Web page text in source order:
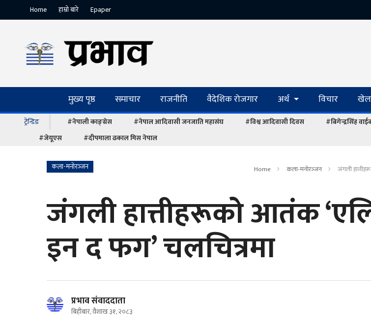
Home हाम्रो बारे Epaper
मुख्य पृष्ठ समाचार राजनीति वैदेशिक रोजगार अर्थ विचार
ट्रेन्डिङ #नेपाली काङ्ग्रेस #नेपाल आदिवासी जनजाति महासंघ #विश्व आदिवासी दिवस #बिगेन्द्रसिंह
#जेयूएस
#दीपमाला ढकाल मिस नेपाल
कला-मनोरञ्‍जन Home कला-मनोरञ्‍जन जंगली
जंगली हात्तीहरूको आतंक
इन द फग’ चलचित्रमा
प्रभाव संवाददाता
बिहीबार, वैशाख ३१, २०८३